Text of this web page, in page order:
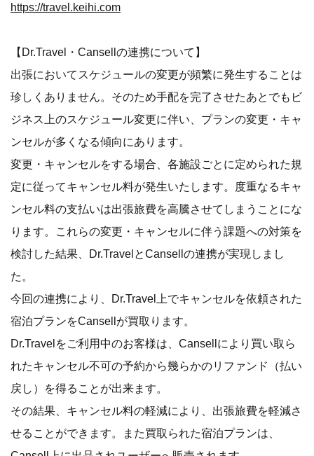
https://travel.keihi.com
【Dr.Travel・Cansellの連携について】
出張においてスケジュールの変更が頻繁に発生することは
珍しくありません。そのため手配を完了させたあとでもビ
ジネス上のスケジュール変更に伴い、プランの変更・キャ
ンセルが多くなる傾向にあります。
変更・キャンセルをする場合、各施設ごとに定められた規
定に従ってキャンセル料が発生いたします。度重なるキャ
ンセル料の支払いは出張旅費を高騰させてしまうことにな
ります。これらの変更・キャンセルに伴う課題への対策を
検討した結果、Dr.TravelとCansellの連携が実現しまし
た。
今回の連携により、Dr.Travel上でキャンセルを依頼された
宿泊プランをCansellが買取ります。
Dr.Travelをご利用中のお客様は、Cansellにより買い取ら
れたキャンセル不可の予約から幾らかのリファンド（払い
戻し）を得ることが出来ます。
その結果、キャンセル料の軽減により、出張旅費を軽減さ
せることができます。また買取られた宿泊プランは、